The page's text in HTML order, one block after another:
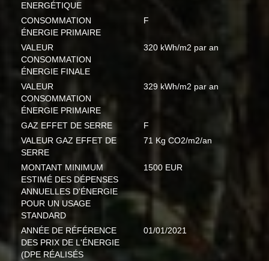
ENERGÉTIQUE
CONSOMMATION
ÉNERGIE PRIMAIRE
F
VALEUR
CONSOMMATION
ÉNERGIE FINALE
320 kWh/m2 par an
VALEUR
CONSOMMATION
ÉNERGIE PRIMAIRE
329 kWh/m2 par an
GAZ EFFET DE SERRE
F
VALEUR GAZ EFFET DE
SERRE
71 Kg CO2/m2/an
MONTANT MINIMUM
ESTIMÉ DES DÉPENSES
ANNUELLES D'ÉNERGIE
POUR UN USAGE
STANDARD
1500 EUR
ANNÉE DE RÉFÉRENCE
DES PRIX DE L'ÉNERGIE
(DPE RÉALISÉS
01/01/2021